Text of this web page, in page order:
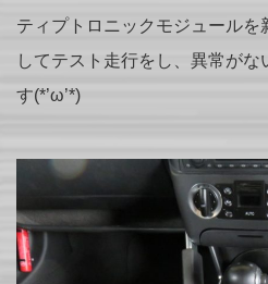
ティプトロニックモジュール
してテスト走行をし、異常が
す(*’ω’*)